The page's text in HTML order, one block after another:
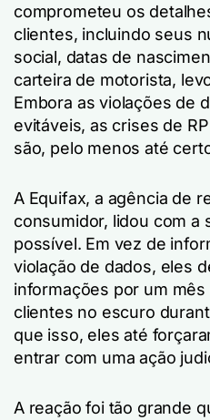
comprometeu os
clientes, incluindo seus
social, datas de
carteira de motorista,
Embora as violações de
evitáveis, as crises de
são, pelo menos até
A Equifax, a agência de
consumidor, lidou com a
possível. Em vez de
violação de dados, eles
informações por um
clientes no escuro
que isso, eles até
entrar com uma ação
A reação foi tão grande